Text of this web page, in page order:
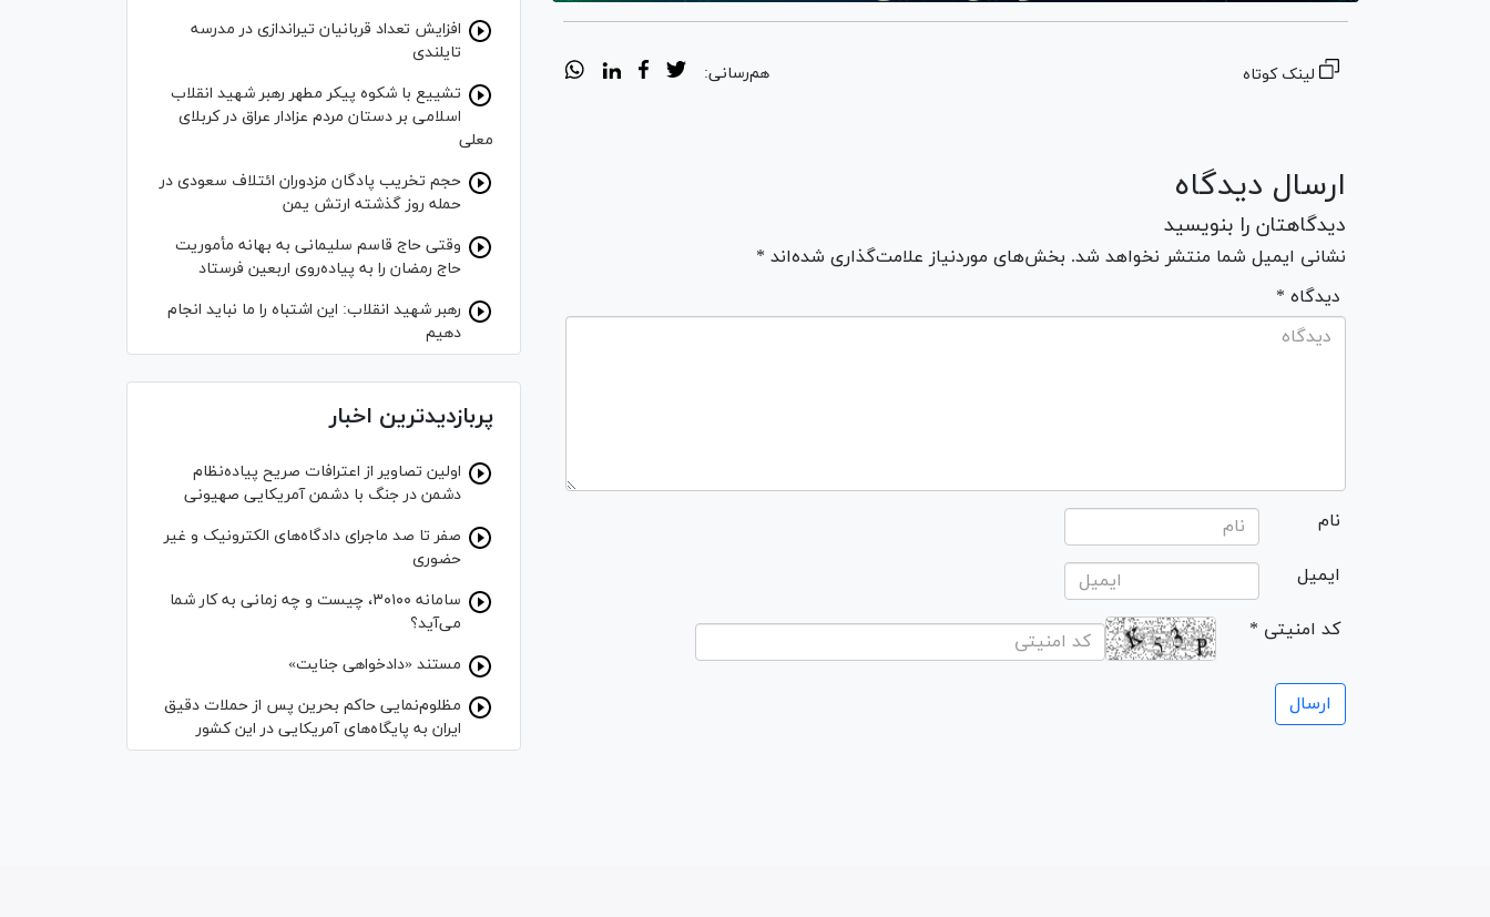
لینک کوتاه هم‌رسانی:
ارسال دیدگاه
دیدگاهتان را بنویسید
نشانی ایمیل شما منتشر نخواهد شد. بخش‌های موردنیاز علامت‌گذاری شده‌اند *
* دیدگاه
نام
ایمیل
* کد امنیتی
افزایش تعداد قربانیان تیراندازی در مدرسه
تایلندی
تشییع با شکوه پیکر مطهر رهبر شهید انقلاب
اسلامی بر دستان مردم عزادار عراق در کربلای
معلی
حجم تخریب پادگان مزدوران ائتلاف سعودی در
حمله روز گذشته ارتش یمن
وقتی حاج قاسم سلیمانی به بهانه مأموریت
حاج رمضان را به پیاده‌روی اربعین فرستاد
رهبر شهید انقلاب: این اشتباه را ما نباید انجام
دهیم
پربازدیدترین اخبار
اولین تصاویر از اعترافات صریح پیاده‌نظام‌
دشمن در جنگ با دشمن آمریکایی صهیونی
صفر تا صد ماجرای دادگاه‌های الکترونیک و غیر
حضوری
سامانه ۳۰۱۰۰، چیست و چه زمانی به کار شما
می‌آید؟
مستند «دادخواهی جنایت»
مظلوم‌نمایی حاکم بحرین پس از حملات دقیق
ایران به پایگاه‌های آمریکایی در این کشور